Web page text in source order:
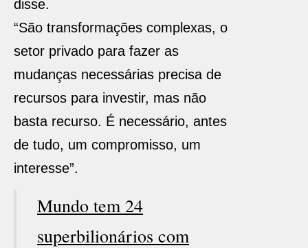
disse.
“São transformações complexas, o
setor privado para fazer as
mudanças necessárias precisa de
recursos para investir, mas não
basta recurso. É necessário, antes
de tudo, um compromisso, um
interesse”.
Mundo tem 24
superbilionários com